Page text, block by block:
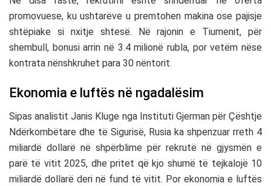
promovuese, ku ushtarëve u premtohen makina ose pajisje
shtëpiake si nxitje shtesë. Në rajonin e Tiumenit, për
shembull, bonusi arrin në 3.4 milionë rubla, por vetëm nëse
kontrata nënshkruhet para 30 nëntorit.
Ekonomia e luftës në ngadalësim
Sipas analistit Janis Kluge nga Instituti Gjerman për Çështje
Ndërkombëtare dhe të Sigurisë, Rusia ka shpenzuar rreth 4
miliardë dollarë në shpërblime për rekrutë në gjysmën e
parë të vitit 2025, dhe pritet që kjo shumë të tejkalojë 10
miliardë dollarë deri në fund të vitit. Por ekonomia e luftës